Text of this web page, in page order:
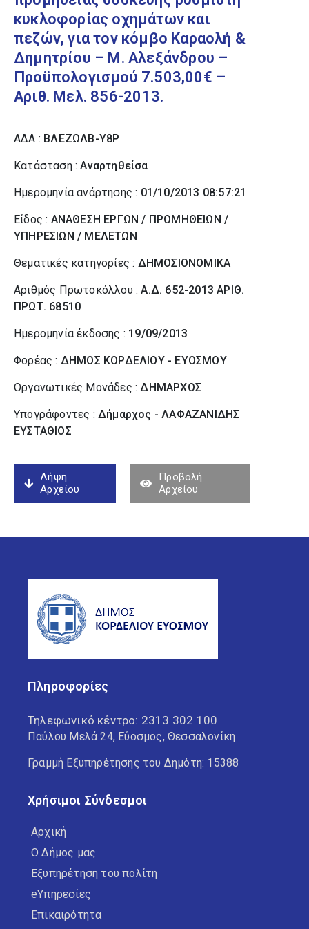
κυκλοφορίας οχημάτων και
πεζών, για τον κόμβο Καραολή &
Δημητρίου – Μ. Αλεξάνδρου –
Προϋπολογισμού 7.503,00€ –
Αριθ. Μελ. 856-2013.
ΑΔΑ : ΒΛΕΖΩΛΒ-Υ8Ρ
Κατάσταση :Αναρτηθείσα
Ημερομηνία ανάρτησης : 01/10/2013 08:57:21
Είδος : ΑΝΑΘΕΣΗ ΕΡΓΩΝ / ΠΡΟΜΗΘΕΙΩΝ /
ΥΠΗΡΕΣΙΩΝ / ΜΕΛΕΤΩΝ
Θεματικές κατηγορίες : ΔΗΜΟΣΙΟΝΟΜΙΚΑ
Αριθμός Πρωτοκόλλου :Α.Δ. 652-2013 ΑΡΙΘ.
ΠΡΩΤ. 68510
Ημερομηνία έκδοσης : 19/09/2013
Φορέας : ΔΗΜΟΣ ΚΟΡΔΕΛΙΟΥ - ΕΥΟΣΜΟΥ
Οργανωτικές Μονάδες :ΔΗΜΑΡΧΟΣ
Υπογράφοντες : Δήμαρχος - ΛΑΦΑΖΑΝΙΔΗΣ
ΕΥΣΤΑΘΙΟΣ
Λήψη
Αρχείου
Προβολή
Αρχείου
Πληροφορίες
Τηλεφωνικό κέντρο: 2313 302 100
Παύλου Μελά 24, Εύοσμος, Θεσσαλονίκη
Γραμμή Εξυπηρέτησης του Δημότη: 15388
Χρήσιμοι Σύνδεσμοι
Αρχική
Ο Δήμος μας
Εξυπηρέτηση του πολίτη
eΥπηρεσίες
Επικαιρότητα